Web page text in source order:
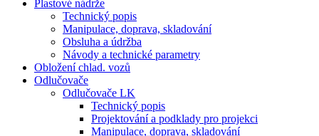
Plastové nádrže
Technický popis
Manipulace, doprava, skladování
Obsluha a údržba
Návody a technické parametry
Obložení chlad. vozů
Odlučovače
Odlučovače LK
Technický popis
Projektování a podklady pro projekci
Manipulace, doprava, skladování